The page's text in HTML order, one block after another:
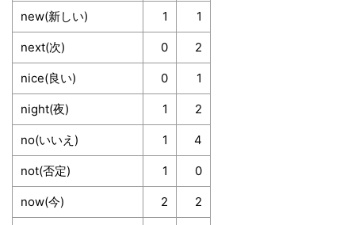
new(新しい) 1 1
next(次) 0 2
nice(良い) 0 1
night(夜) 1 2
no(いいえ) 1 4
not(否定) 1 0
now(今) 2 2